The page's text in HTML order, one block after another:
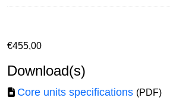
€455,00
Download(s)
Core units specifications (PDF)